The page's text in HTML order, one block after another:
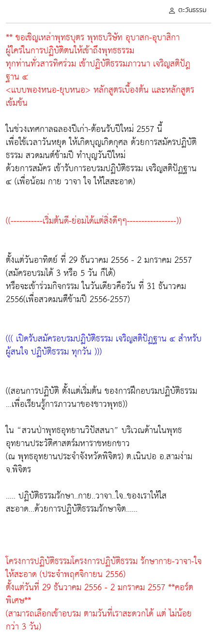
ตะวันธรรม
** ขอเชิญเหล่าพุทธบุตร พุทธบริษัท อุบาสก-อุบาสิกา
ผู้ใคร่ในการปฏิบัติตนให้เข้าถึงพุทธธรรม
ทุกท่านทั่วสารทิศร่วม เข้าปฏิบัติธรรมภาวนา เจริญสติปัฎ
ฐาน ๔
<เเบบพองหนอ-ยุบหนอ> หลักสูตรเบื้องต้น เเละหลักสูตร
เข้มข้น
ในช่วงเทศกาลฉลองปีเก่า-ต้อนรับปีใหม่ 2557 นี้
เพื่อใช้เวลาวันหยุด ให้เกิดบุญเกิดกุศล ด้วยการสมัครปฏิบัติ
ธรรม สวดมนต์ข้ามปี ทำบุญวันปีใหม่
ด้วยการสมัคร เข้ารับการอบรมปฏิบัติธรรม เจริญสติปัฏฐาน
๔ (เพื่อน้อม กาย วาจา ใจ ให้ใสสะอาด)
((-----------เริ่มต้นดี-ย่อมได้เเต่สิ่งดีๆๆ-----------------))
ตั้งเเต่วันอาทิตย์ ที่ 29 ธันวาคม 2556 - 2 มกราคม 2557
(สมัครอบรมได้ 3 หรือ 5 วัน ก็ได้)
หรือจะเข้าร่วมกิจกรรม ในวันเดียวคือวัน ที่ 31 ธันาวคม
2556(เพื่อสวดมนตืข้ามปี 2556-2557)
((( เปิดรับสมัครอบรมปฏิบัติธรรม เจริญสติปัฏฐาน ๔ สำหรับ
ผู้สนใจ ปฏิบัติธรรม ทุกวัน )))
((สอนการปฏิบัติ ตั้งเเต่เริ่มต้น ของการฝึกอบรมปฏิบัติธรรม
...เพื่อเรียนรู้การภาวนาของชาวพุทธ))
ใน “สวนป่าพุทธอุทยานวิปัสสนา” บริเวณด้านในพุทธ
อุทยานประวัติศาสตร์มหาราชหยกขาว
(ณ พุทธอุทยานประจำจังหวัดพิจิตร) ต.เนินปอ อ.สามง่าม
จ.พิจิตร
..... ปฏิบัติธรรมรักษา..กาย..วาจา..ใจ..ของเราให้ใส
สะอาด...ด้วยการปฏิบัติธรรมรักษาจิต......
โครงการปฏิบัติธรรมโครงการปฏิบัติธรรม รักษากาย-วาจา-ใจ
ให้สะอาด (ประจำพฤศจิกายน 2556)
ตั้งเเต่วันที่ 29 ธันวาคม 2556 - 2 มกราคม 2557 **คอร์ต
พิเศษ**
(สามารถเลือกเข้าอบรม ตามวันที่เราสะดวกได้ เเต่ ไม่น้อย
กว่า 3 วัน)